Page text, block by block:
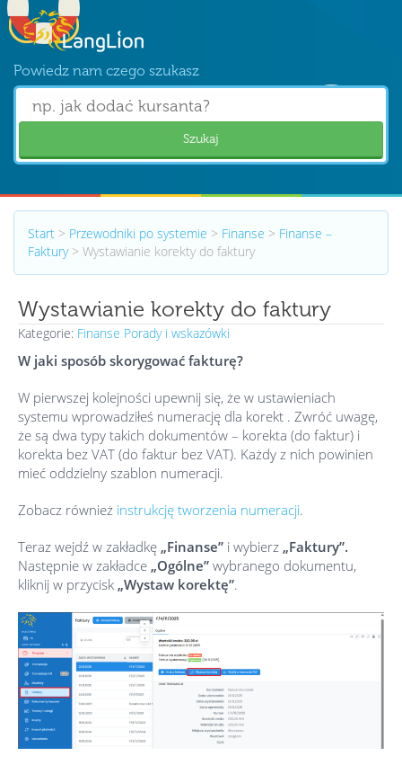
Powiedz nam czego szukasz
Szukaj
Start > Przewodniki po systemie > Finanse > Finanse –
Faktury> Wystawianie korekty do faktury
Wystawianie korekty do faktury
Kategorie: Finanse Porady i wskazówki
W jaki sposób skorygować fakturę?
W pierwszej kolejności upewnij się, że w ustawieniach
systemu wprowadziłeś numerację dla korekt . Zwróć uwagę,
że są dwa typy takich dokumentów – korekta (do faktur) i
korekta bez VAT (do faktur bez VAT). Każdy z nich powinien
mieć oddzielny szablon numeracji.
Zobacz również instrukcję tworzenia numeracji.
Teraz wejdź w zakładkę „Finanse” i wybierz „Faktury”.
Następnie w zakładce „Ogólne” wybranego dokumentu,
kliknij w przycisk „Wystaw korektę”.